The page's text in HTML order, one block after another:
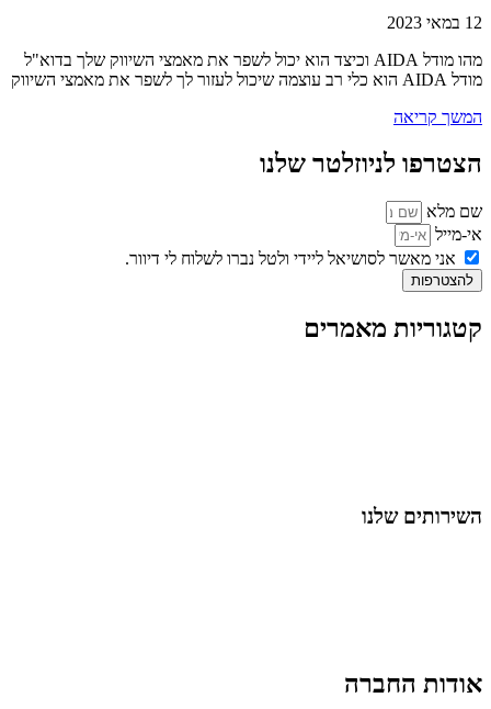
12 במאי 2023
מהו מודל AIDA וכיצד הוא יכול לשפר את מאמצי השיווק שלך בדוא"ל
מודל AIDA הוא כלי רב עוצמה שיכול לעזור לך לשפר את מאמצי השיווק
המשך קריאה
הצטרפו לניוזלטר שלנו
שם מלא
אי-מייל
אני מאשר לסושיאל ליידי ולטל נברו לשלוח לי דיוור.
להצטרפות
קטגוריות מאמרים
השירותים שלנו
אודות החברה